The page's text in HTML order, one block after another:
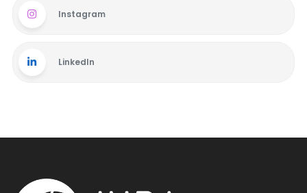
Instagram
LinkedIn